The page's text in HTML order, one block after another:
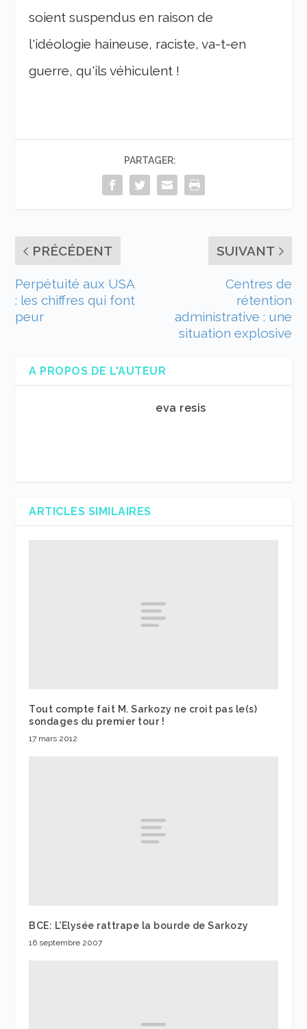
soient suspendus en raison de
l'idéologie haineuse, raciste, va-t-en
guerre, qu'ils véhiculent !
PARTAGER:
PRÉCÉDENT
Perpétuité aux USA
: les chiffres qui font
peur
SUIVANT
Centres de
rétention
administrative : une
situation explosive
A PROPOS DE L'AUTEUR
eva resis
ARTICLES SIMILAIRES
Tout compte fait M. Sarkozy ne croit pas le(s)
sondages du premier tour !
17 mars 2012
BCE: L’Elysée rattrape la bourde de Sarkozy
16 septembre 2007